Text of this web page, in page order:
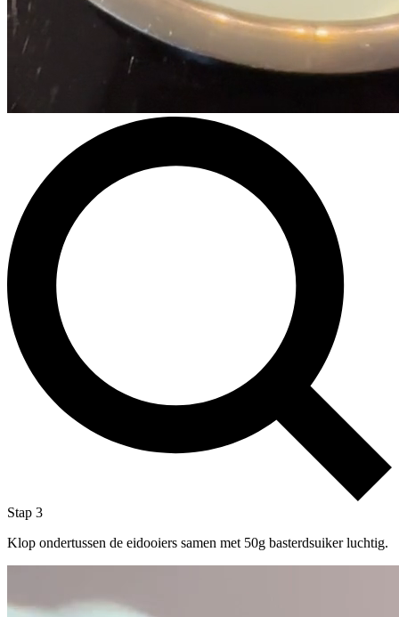
Stap 3
Klop ondertussen de eidooiers samen met 50g basterdsuiker luchtig.